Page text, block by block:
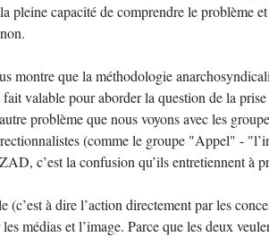
pleine capacité de comprendre le problème et
montre que la méthodologie
valable pour aborder la question de la
problème que nous voyons avec les
(comme le groupe "Appel" -
c’est la confusion qu’ils entretiennent à
(c’est à dire l’action directement par les
médias et l’image. Parce que les deux